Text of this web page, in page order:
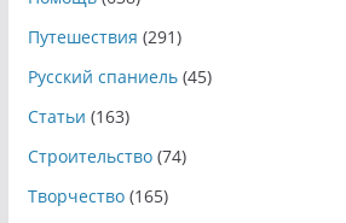
Путешествия (291)
Русский спаниель(45)
Статьи (163)
Строительство(74)
Творчество(165)